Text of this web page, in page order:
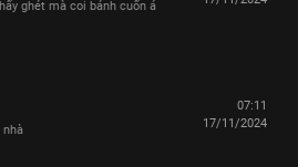
ghét mà coi bánh cuốn á
07:11
17/11/2024